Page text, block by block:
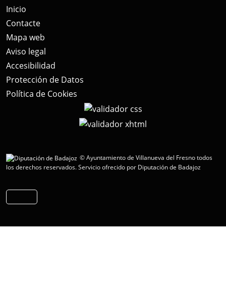
Inicio
Contacte
Mapa web
Aviso legal
Accesibilidad
Protección de Datos
Política de Cookies
© Ayuntamiento de Villanueva del Fresno todos
los derechos reservados.Servicio ofrecido por Diputación de Badajoz